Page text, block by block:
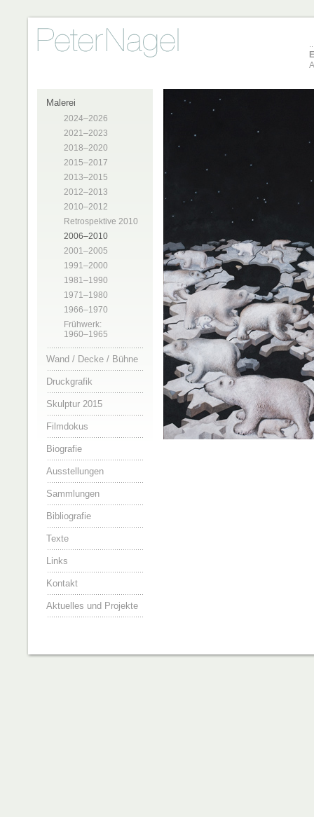
Malerei
2024–2026
2021–2023
2018–2020
2015–2017
2013–2015
2012–2013
2010–2012
Retrospektive 2010
2006–2010
2001–2005
1991–2000
1981–1990
1971–1980
1966–1970
Frühwerk:
1960–1965
Wand / Decke / Bühne
Druckgrafik
Skulptur 2015
Filmdokus
Biografie
Ausstellungen
Sammlungen
Bibliografie
Texte
Links
Kontakt
Aktuelles und Projekte